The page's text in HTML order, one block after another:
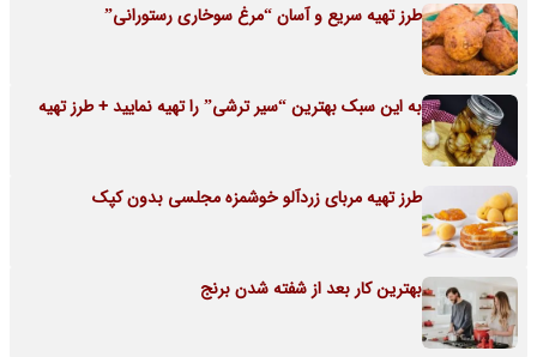
طرز تهیه سریع و آسان “مرغ سوخاری رستورانی”
به این سبک بهترین “سیر ترشی” را تهیه نمایید + طرز تهیه
طرز تهیه مربای زردآلو خوشمزه مجلسی بدون کپک
بهترین کار بعد از شفته شدن برنج